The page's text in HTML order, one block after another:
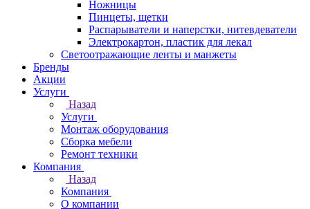
Ножницы
Пинцеты, щетки
Распарыватели и наперстки, нитевдеватели
Электрокартон, пластик для лекал
Светоотражающие ленты и манжеты
Бренды
Акции
Услуги
Назад
Услуги
Монтаж оборудования
Сборка мебели
Ремонт техники
Компания
Назад
Компания
О компании